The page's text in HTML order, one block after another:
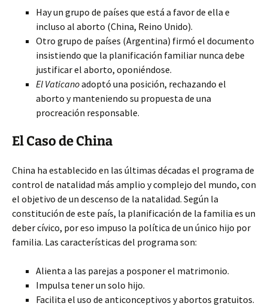
Hay un grupo de países que está a favor de ella e
incluso al aborto (China, Reino Unido).
Otro grupo de países (Argentina) firmó el documento
insistiendo que la planificación familiar nunca debe
justificar el aborto, oponiéndose.
El Vaticanoadoptó una posición, rechazando el
aborto y manteniendo su propuesta de una
procreación responsable.
El Caso de China
China ha establecido en las últimas décadas el programa de
control de natalidad más amplio y complejo del mundo, con
el objetivo de un descenso de la natalidad. Según la
constitución de este país, la planificación de la familia es un
deber cívico, por eso impuso la política de un único hijo por
familia. Las características del programa son:
Alienta a las parejas a posponer el matrimonio.
Impulsa tener un solo hijo.
Facilita el uso de anticonceptivos y abortos gratuitos.